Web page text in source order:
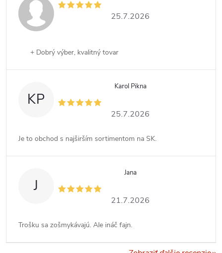
25.7.2026
+ Dobrý výber, kvalitný tovar
KP
Karol Pikna
25.7.2026
Je to obchod s najširším sortimentom na SK.
J
Jana
21.7.2026
Trošku sa zošmykávajú. Ale ináč fajn.